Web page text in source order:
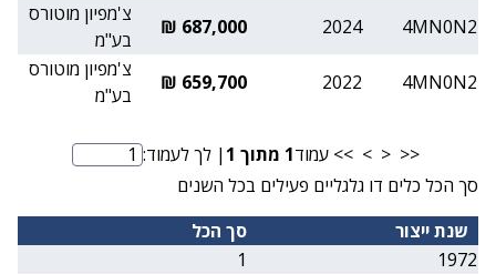
4MN0N2
2024
687,000 ₪
צ'מפיון מוטורס
בע"מ
4MN0N2
2022
659,700 ₪
צ'מפיון מוטורס
בע"מ
<<
<
>
>> עמוד1 מתוך 1 מספר עמוד
| לך לעמוד:
סך הכל כלים דו גלגליים פעילים בכל השנים
שנת ייצור
סך הכל
1972
1